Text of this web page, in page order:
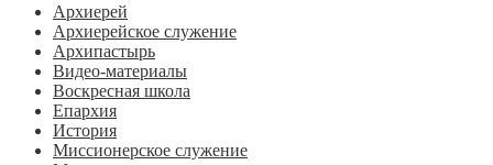
Архиерей
Архиерейское служение
Архипастырь
Видео-материалы
Воскресная школа
Епархия
История
Миссионерское служение